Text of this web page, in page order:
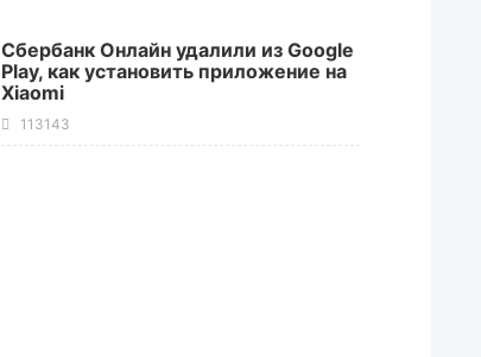
Сбербанк Онлайн удалили из Google
Play, как установить приложение на
Xiaomi
113143